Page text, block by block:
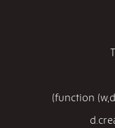
(function